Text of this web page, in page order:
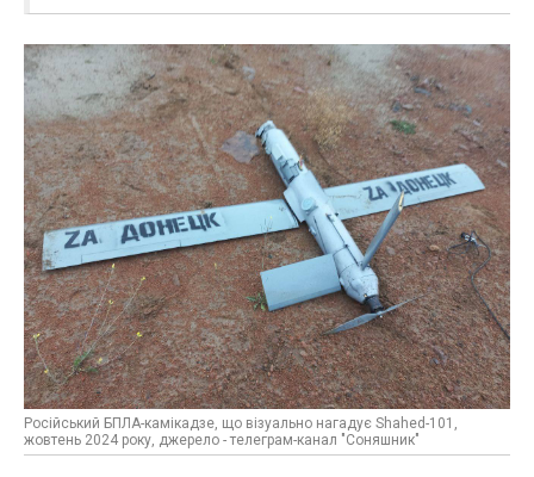
Російський БПЛА-камікадзе, що візуально нагадує Shahed-101,
жовтень 2024 року, джерело - телеграм-канал "Соняшник"